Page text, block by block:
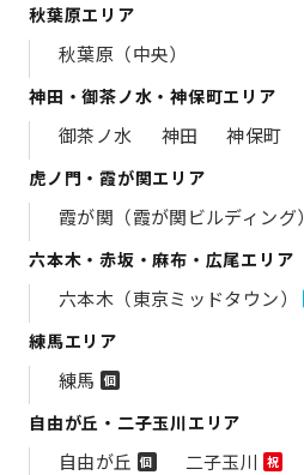
秋葉原エリア
秋葉原（中央）
神田・御茶ノ水・神保町エリア
御茶ノ水 神田 神保町
虎ノ門・霞が関エリア
霞が関（霞が関ビルディング）
六本木・赤坂・麻布・広尾エリア
六本木（東京ミッドタウン）
練馬エリア
練馬 個
自由が丘・二子玉川エリア
自由が丘 個 二子玉川 祝